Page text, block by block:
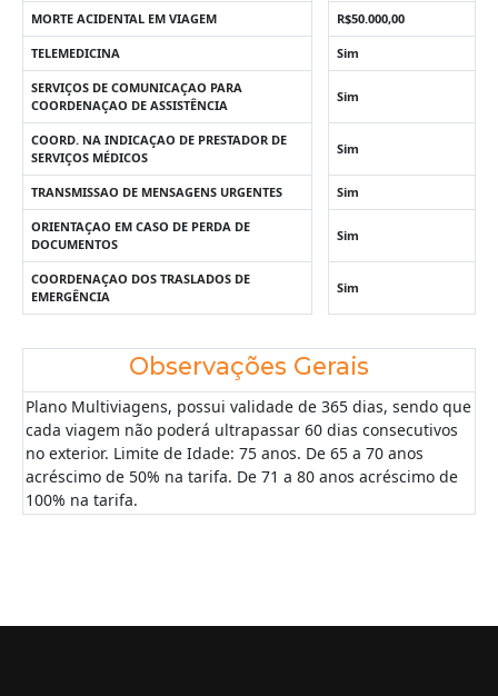
MORTE ACIDENTAL EM VIAGEM R$50.000,00
TELEMEDICINA Sim
SERVIÇOS DE COMUNICAÇAO PARA
COORDENAÇAO DE ASSISTÊNCIA
Sim
COORD. NA INDICAÇAO DE PRESTADOR DE
SERVIÇOS MÉDICOS
Sim
TRANSMISSAO DE MENSAGENS URGENTES Sim
ORIENTAÇAO EM CASO DE PERDA DE
DOCUMENTOS
Sim
COORDENAÇAO DOS TRASLADOS DE
EMERGÊNCIA
Sim
Observações Gerais
Plano Multiviagens, possui validade de 365 dias, sendo que
cada viagem não poderá ultrapassar 60 dias consecutivos
no exterior. Limite de Idade: 75 anos. De 65 a 70 anos
acréscimo de 50% na tarifa. De 71 a 80 anos acréscimo de
100% na tarifa.